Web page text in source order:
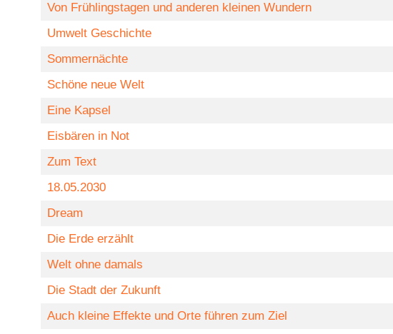
Von Frühlingstagen und anderen kleinen Wundern
Umwelt Geschichte
Sommernächte
Schöne neue Welt
Eine Kapsel
Eisbären in Not
Zum Text
18.05.2030
Dream
Die Erde erzählt
Welt ohne damals
Die Stadt der Zukunft
Auch kleine Effekte und Orte führen zum Ziel